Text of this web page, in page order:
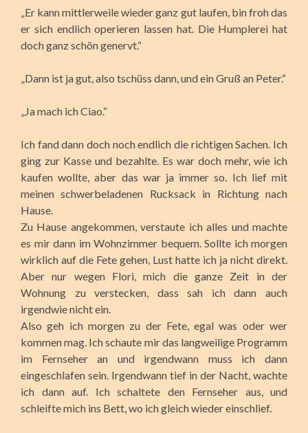
„Er kann mittlerweile wieder ganz gut laufen, bin froh das
er sich endlich operieren lassen hat. Die Humplerei hat
doch ganz schön genervt.“
„Dann ist ja gut, also tschüss dann, und ein Gruß an Peter.“
„Ja mach ich Ciao.“
Ich fand dann doch noch endlich die richtigen Sachen. Ich
ging zur Kasse und bezahlte. Es war doch mehr, wie ich
kaufen wollte, aber das war ja immer so. Ich lief mit
meinen schwerbeladenen Rucksack in Richtung nach
Hause.
Zu Hause angekommen, verstaute ich alles und machte
es mir dann im Wohnzimmer bequem. Sollte ich morgen
wirklich auf die Fete gehen, Lust hatte ich ja nicht direkt.
Aber nur wegen Flori, mich die ganze Zeit in der
Wohnung zu verstecken, dass sah ich dann auch
irgendwie nicht ein.
Also geh ich morgen zu der Fete, egal was oder wer
kommen mag. Ich schaute mir das langweilige Programm
im Fernseher an und irgendwann muss ich dann
eingeschlafen sein. Irgendwann tief in der Nacht, wachte
ich dann auf. Ich schaltete den Fernseher aus, und
schleifte mich ins Bett, wo ich gleich wieder einschlief.